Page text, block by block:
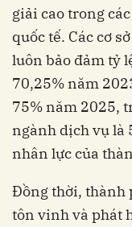
giải cao trong
quốc tế. Các cơ
luôn bảo đảm tỷ
70,25% năm
75% năm 2025,
ngành dịch vụ là
nhân lực của
Đồng thời, thành
tôn vinh và phát